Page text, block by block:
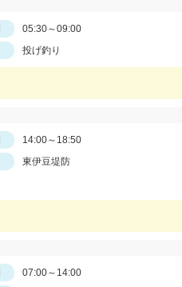
05:30～09:00
投げ釣り
14:00～18:50
東伊豆堤防
07:00～14:00